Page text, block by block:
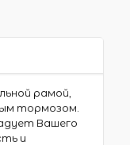
рамой,
тормозом.
Вашего
и